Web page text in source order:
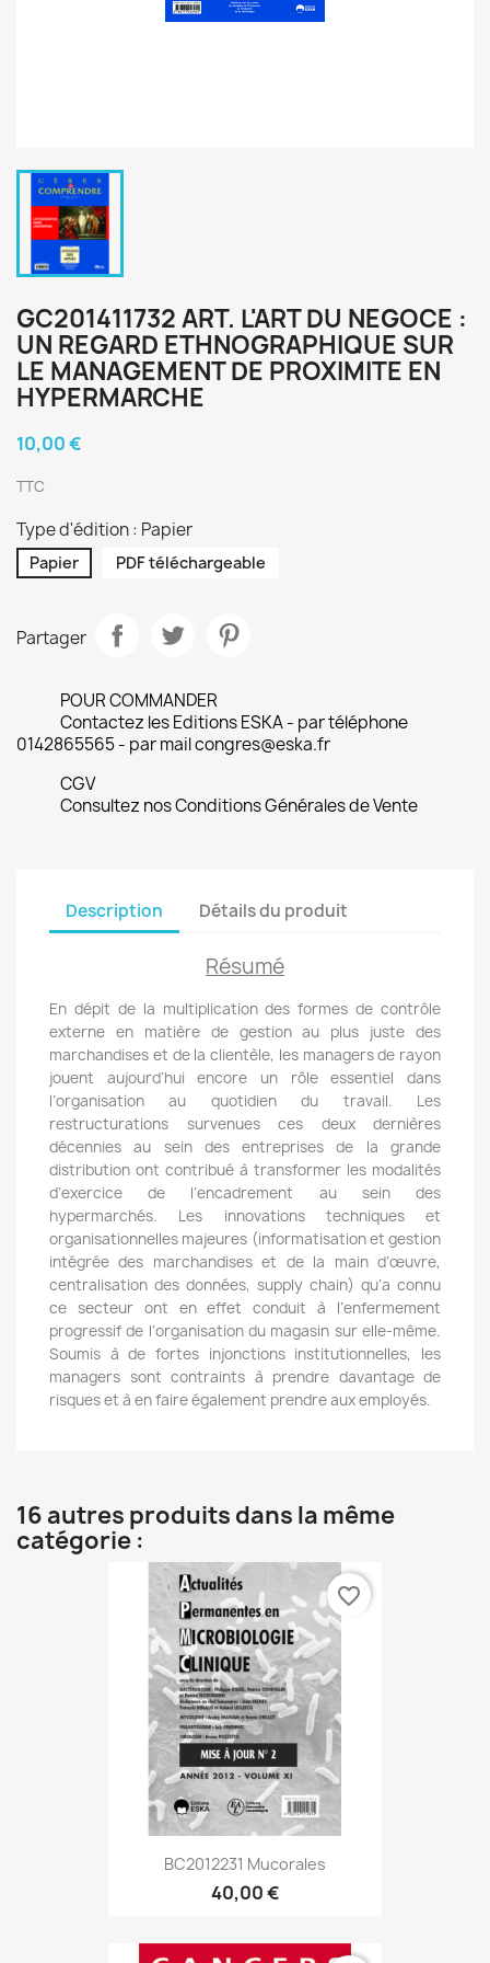
GC201411732 ART. L'ART DU NEGOCE :
UN REGARD ETHNOGRAPHIQUE SUR
LE MANAGEMENT DE PROXIMITE EN
HYPERMARCHE
10,00 €
TTC
Type d'édition : Papier
Papier PDF téléchargeable
Partager
POUR COMMANDER
Contactez les Editions ESKA - par téléphone
0142865565 - par mail congres@eska.fr
CGV
Consultez nos Conditions Générales de Vente
Description Détails du produit
Résumé
En dépit de la multiplication des formes de contrôle
externe en matière de gestion au plus juste des
marchandises et de la clientèle, les managers de rayon
jouent aujourd’hui encore un rôle essentiel dans
l’organisation au quotidien du travail. Les
restructurations survenues ces deux dernières
décennies au sein des entreprises de la grande
distribution ont contribué à transformer les modalités
d’exercice de l’encadrement au sein des
hypermarchés. Les innovations techniques et
organisationnelles majeures (informatisation et gestion
intégrée des marchandises et de la main d’œuvre,
centralisation des données, supply chain) qu’a connu
ce secteur ont en effet conduit à l’enfermement
progressif de l’organisation du magasin sur elle-même.
Soumis à de fortes injonctions institutionnelles, les
managers sont contraints à prendre davantage de
risques et à en faire également prendre aux employés.
16 autres produits dans la même
catégorie :
BC2012231 Mucorales
40,00 €
favorite_border